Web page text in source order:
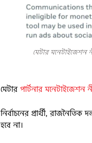
মেটার মনেটাইজেশন
মেটারপার্টনার মনেটাইজেশন
নির্বাচনের প্রার্থী,
হবে না।